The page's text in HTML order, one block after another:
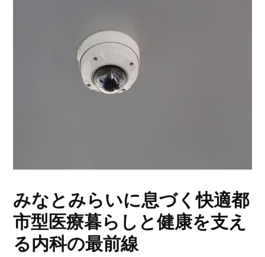
みなとみらいに息づく快適都
市型医療暮らしと健康を支え
る内科の最前線